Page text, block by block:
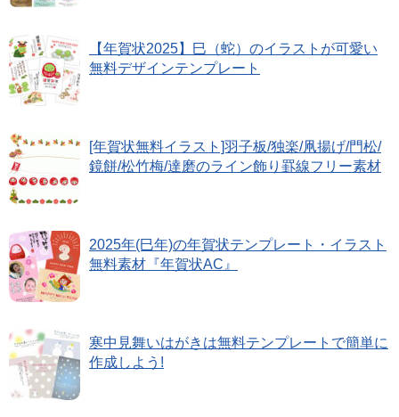
【年賀状2025】巳（蛇）のイラストが可愛い
無料デザインテンプレート
[年賀状無料イラスト]羽子板/独楽/凧揚げ/門松/
鏡餅/松竹梅/達磨のライン飾り罫線フリー素材
2025年(巳年)の年賀状テンプレート・イラスト
無料素材『年賀状AC』
寒中見舞いはがきは無料テンプレートで簡単に
作成しよう!